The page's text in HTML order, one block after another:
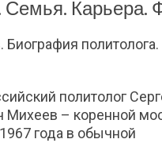
Семья. Карьера.
Биография
политолог
Михеев – коренной
года в обычной